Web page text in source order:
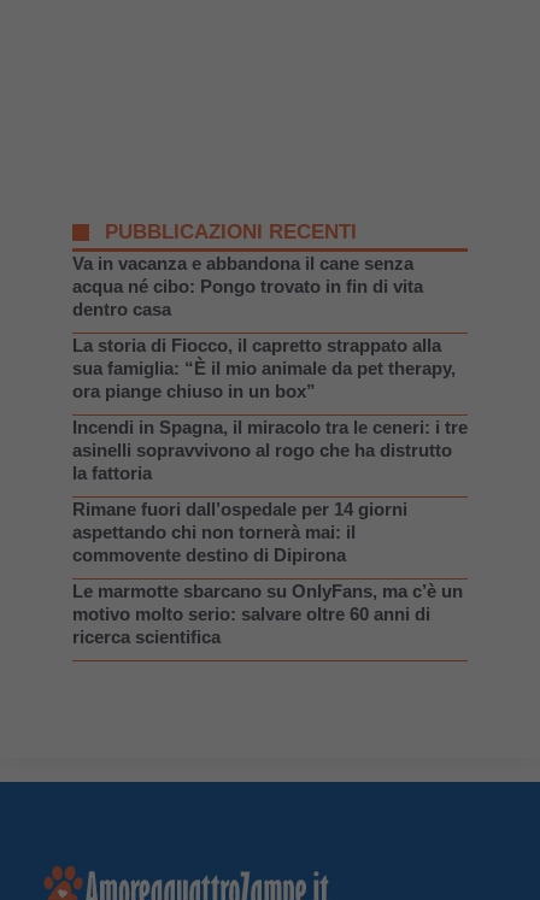
PUBBLICAZIONI RECENTI
Va in vacanza e abbandona il cane senza
acqua né cibo: Pongo trovato in fin di vita
dentro casa
La storia di Fiocco, il capretto strappato alla
sua famiglia: “È il mio animale da pet therapy,
ora piange chiuso in un box”
Incendi in Spagna, il miracolo tra le ceneri: i tre
asinelli sopravvivono al rogo che ha distrutto
la fattoria
Rimane fuori dall’ospedale per 14 giorni
aspettando chi non tornerà mai: il
commovente destino di Dipirona
Le marmotte sbarcano su OnlyFans, ma c’è un
motivo molto serio: salvare oltre 60 anni di
ricerca scientifica